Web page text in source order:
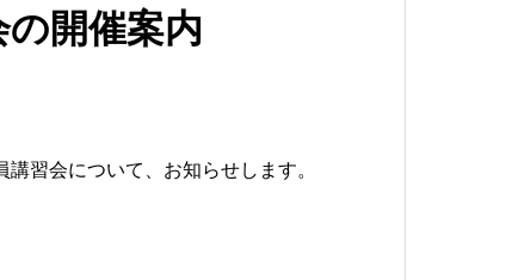
開催案内
習会について、お知らせします。